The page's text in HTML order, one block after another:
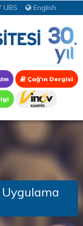
UBS English
Çağ'ın Dergisi